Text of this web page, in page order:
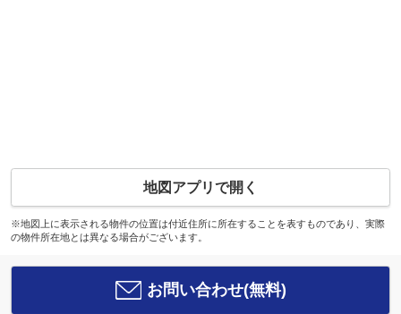
地図アプリで開く
※地図上に表示される物件の位置は付近住所に所在することを表すものであり、実際
の物件所在地とは異なる場合がございます。
お問い合わせ(無料)